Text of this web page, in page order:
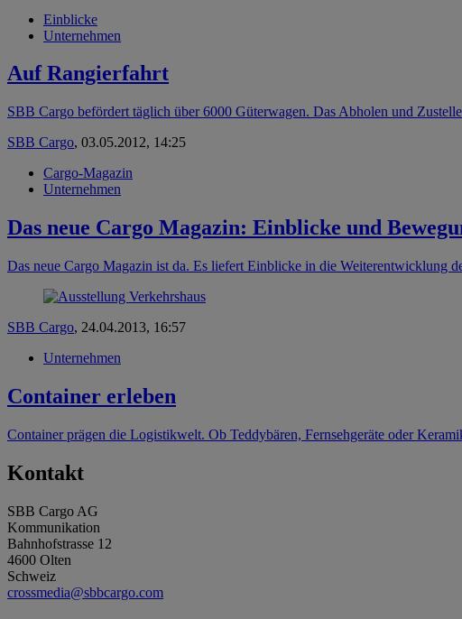
Einblicke
Unternehmen
Auf Rangierfahrt
SBB Cargo befördert täglich über 6000 Güterwagen. Das Abholen und
SBB Cargo, 03.05.2012, 14:25
Cargo-Magazin
Unternehmen
Das neue Cargo Magazin: Einblicke und
Das neue Cargo Magazin ist da. Es liefert Einblicke in die Weiterentwicklung
SBB Cargo, 24.04.2013, 16:57
Unternehmen
Container erleben
Container prägen die Logistikwelt. Ob Teddybären, Fernsehgeräte oder
Kontakt
SBB Cargo AG
Kommunikation
Bahnhofstrasse 12
4600 Olten
Schweiz
crossmedia@sbbcargo.com